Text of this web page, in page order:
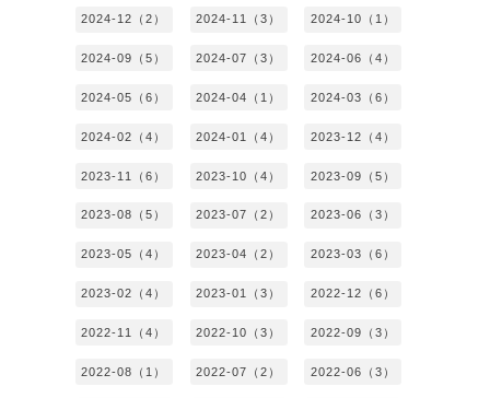
2024-12（2） 2024-11（3） 2024-10（1）
2024-09（5） 2024-07（3） 2024-06（4）
2024-05（6） 2024-04（1） 2024-03（6）
2024-02（4） 2024-01（4） 2023-12（4）
2023-11（6） 2023-10（4） 2023-09（5）
2023-08（5） 2023-07（2） 2023-06（3）
2023-05（4） 2023-04（2） 2023-03（6）
2023-02（4） 2023-01（3） 2022-12（6）
2022-11（4） 2022-10（3） 2022-09（3）
2022-08（1） 2022-07（2） 2022-06（3）